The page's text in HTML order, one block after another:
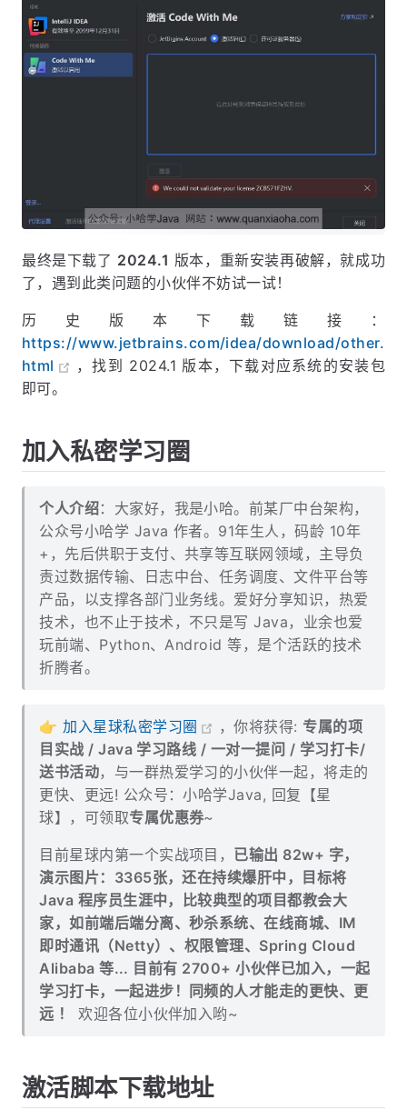
最终是下载了 2024.1 版本，重新安装再破解，就成功
了，遇到此类问题的小伙伴不妨试一试！
历史版本下载链接：
https://www.jetbrains.com/idea/download/other.
html
，找到 2024.1 版本，下载对应系统的安装包
即可。
加入私密学习圈
个人介绍：大家好，我是小哈。前某厂中台架构，
公众号小哈学 Java 作者。91年生人，码龄 10年
+，先后供职于支付、共享等互联网领域，主导负
责过数据传输、日志中台、任务调度、文件平台等
产品，以支撑各部门业务线。爱好分享知识，热爱
技术，也不止于技术，不只是写 Java，业余也爱
玩前端、Python、Android 等，是个活跃的技术
折腾者。
👉加入星球私密学习圈 ，你将获得: 专属的项
目实战 / Java 学习路线 / 一对一提问 / 学习打卡/
送书活动，与一群热爱学习的小伙伴一起，将走的
更快、更远! 公众号：小哈学Java, 回复【星
球】，可领取专属优惠券~
目前星球内第一个实战项目， 已输出 82w+ 字，
演示图片：3365张，还在持续爆肝中，目标将
Java 程序员生涯中，比较典型的项目都教会大
家，如前端后端分离、秒杀系统、在线商城、IM
即时通讯（Netty）、权限管理、Spring Cloud
Alibaba 等... 目前有 2700+ 小伙伴已加入，一起
学习打卡，一起进步！同频的人才能走的更快、更
远 ！
欢迎各位小伙伴加入哟~
激活脚本下载地址